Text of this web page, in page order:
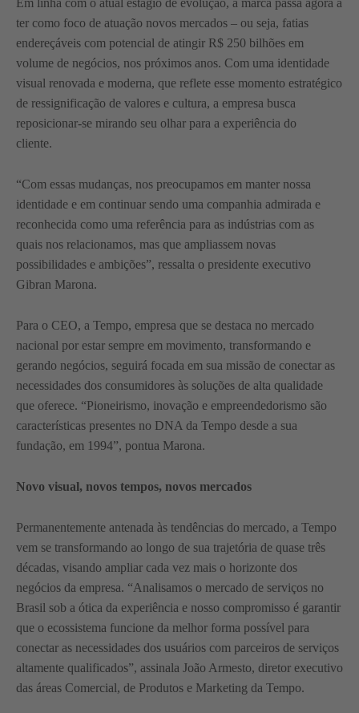
Em linha com o atual estágio de evolução, a marca passa agora a
ter como foco de atuação novos mercados – ou seja, fatias
endereçáveis com potencial de atingir R$ 250 bilhões em
volume de negócios, nos próximos anos. Com uma identidade
visual renovada e moderna, que reflete esse momento estratégico
de ressignificação de valores e cultura, a empresa busca
reposicionar-se mirando seu olhar para a experiência do
cliente.
“Com essas mudanças, nos preocupamos em manter nossa
identidade e em continuar sendo uma companhia admirada e
reconhecida como uma referência para as indústrias com as
quais nos relacionamos, mas que ampliassem novas
possibilidades e ambições”, ressalta o presidente executivo
Gibran Marona.
Para o CEO, a Tempo, empresa que se destaca no mercado
nacional por estar sempre em movimento, transformando e
gerando negócios, seguirá focada em sua missão de conectar as
necessidades dos consumidores às soluções de alta qualidade
que oferece. “Pioneirismo, inovação e empreendedorismo são
características presentes no DNA da Tempo desde a sua
fundação, em 1994”, pontua Marona.
Novo visual, novos tempos, novos mercados
Permanentemente antenada às tendências do mercado, a Tempo
vem se transformando ao longo de sua trajetória de quase três
décadas, visando ampliar cada vez mais o horizonte dos
negócios da empresa. “Analisamos o mercado de serviços no
Brasil sob a ótica da experiência e nosso compromisso é garantir
que o ecossistema funcione da melhor forma possível para
conectar as necessidades dos usuários com parceiros de serviços
altamente qualificados”, assinala João Armesto, diretor executivo
das áreas Comercial, de Produtos e Marketing da Tempo.